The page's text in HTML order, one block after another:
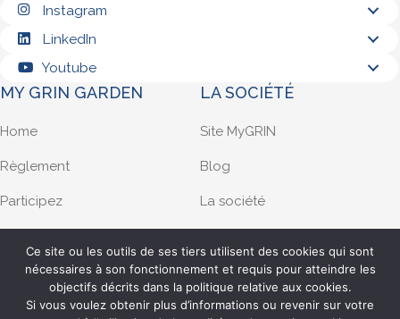
Instagram
LinkedIn
Youtube
MY GRIN GARDEN
Home
Règlement
Participez
Français
LA SOCIÉTÉ
Site MyGRIN
Blog
La société
Filiale française
Ce site ou les outils de ses tiers utilisent des cookies qui sont
nécessaires à son fonctionnement et requis pour atteindre les
objectifs décrits dans la politique relative aux cookies.
Si vous voulez obtenir plus d’informations ou revenir sur votre